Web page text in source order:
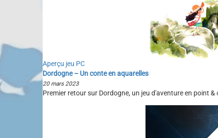
Aperçu jeu PC
Dordogne – Un conte en aquarelles
20 mars 2023
Premier retour sur Dordogne, un jeu d'aventure en point